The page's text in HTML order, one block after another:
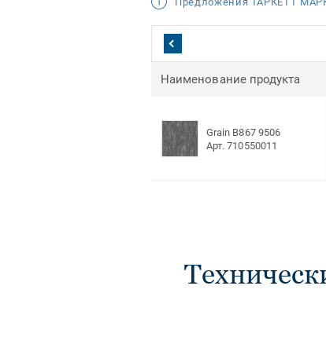
Наименование продукта
Grain B867 9506
Арт. 710550011